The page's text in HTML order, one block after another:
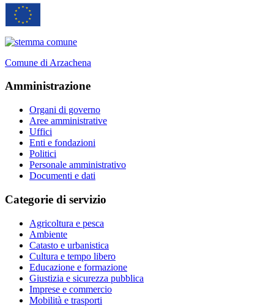
Comune di Arzachena
Amministrazione
Organi di governo
Aree amministrative
Uffici
Enti e fondazioni
Politici
Personale amministrativo
Documenti e dati
Categorie di servizio
Agricoltura e pesca
Ambiente
Catasto e urbanistica
Cultura e tempo libero
Educazione e formazione
Giustizia e sicurezza pubblica
Imprese e commercio
Mobilità e trasporti